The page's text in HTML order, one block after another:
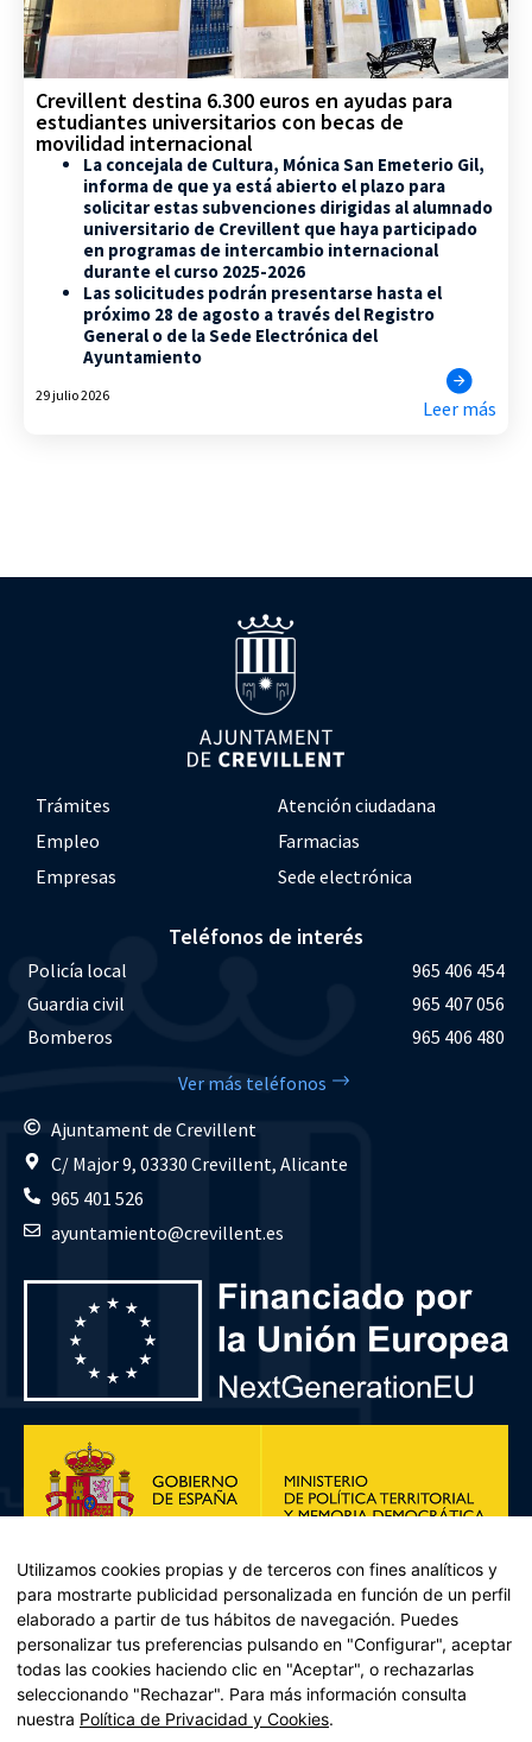
Crevillent destina 6.300 euros en ayudas para
estudiantes universitarios con becas de
movilidad internacional
La concejala de Cultura, Mónica San Emeterio Gil,
informa de que ya está abierto el plazo para
solicitar estas subvenciones dirigidas al alumnado
universitario de Crevillent que haya participado
en programas de intercambio internacional
durante el curso 2025-2026
Las solicitudes podrán presentarse hasta el
próximo 28 de agosto a través del Registro
General o de la Sede Electrónica del
Ayuntamiento
29 julio 2026
Leer más
Trámites
Atención ciudadana
Empleo
Farmacias
Empresas
Sede electrónica
Teléfonos de interés
Policía local
965 406 454
Guardia civil
965 407 056
Bomberos
965 406 480
Ver más teléfonos
Ajuntament de Crevillent
C/ Major 9, 03330 Crevillent, Alicante
965 401 526
ayuntamiento@crevillent.es
Plan de Recuperación, Transformación y Resiliencia – Financiado por
Utilizamos cookies propias y de terceros con fines analíticos y
para mostrarte publicidad personalizada en función de un perfil
elaborado a partir de tus hábitos de navegación. Puedes
personalizar tus preferencias pulsando en "Configurar", aceptar
todas las cookies haciendo clic en "Aceptar", o rechazarlas
seleccionando "Rechazar". Para más información consulta
nuestra Política de Privacidad y Cookies.